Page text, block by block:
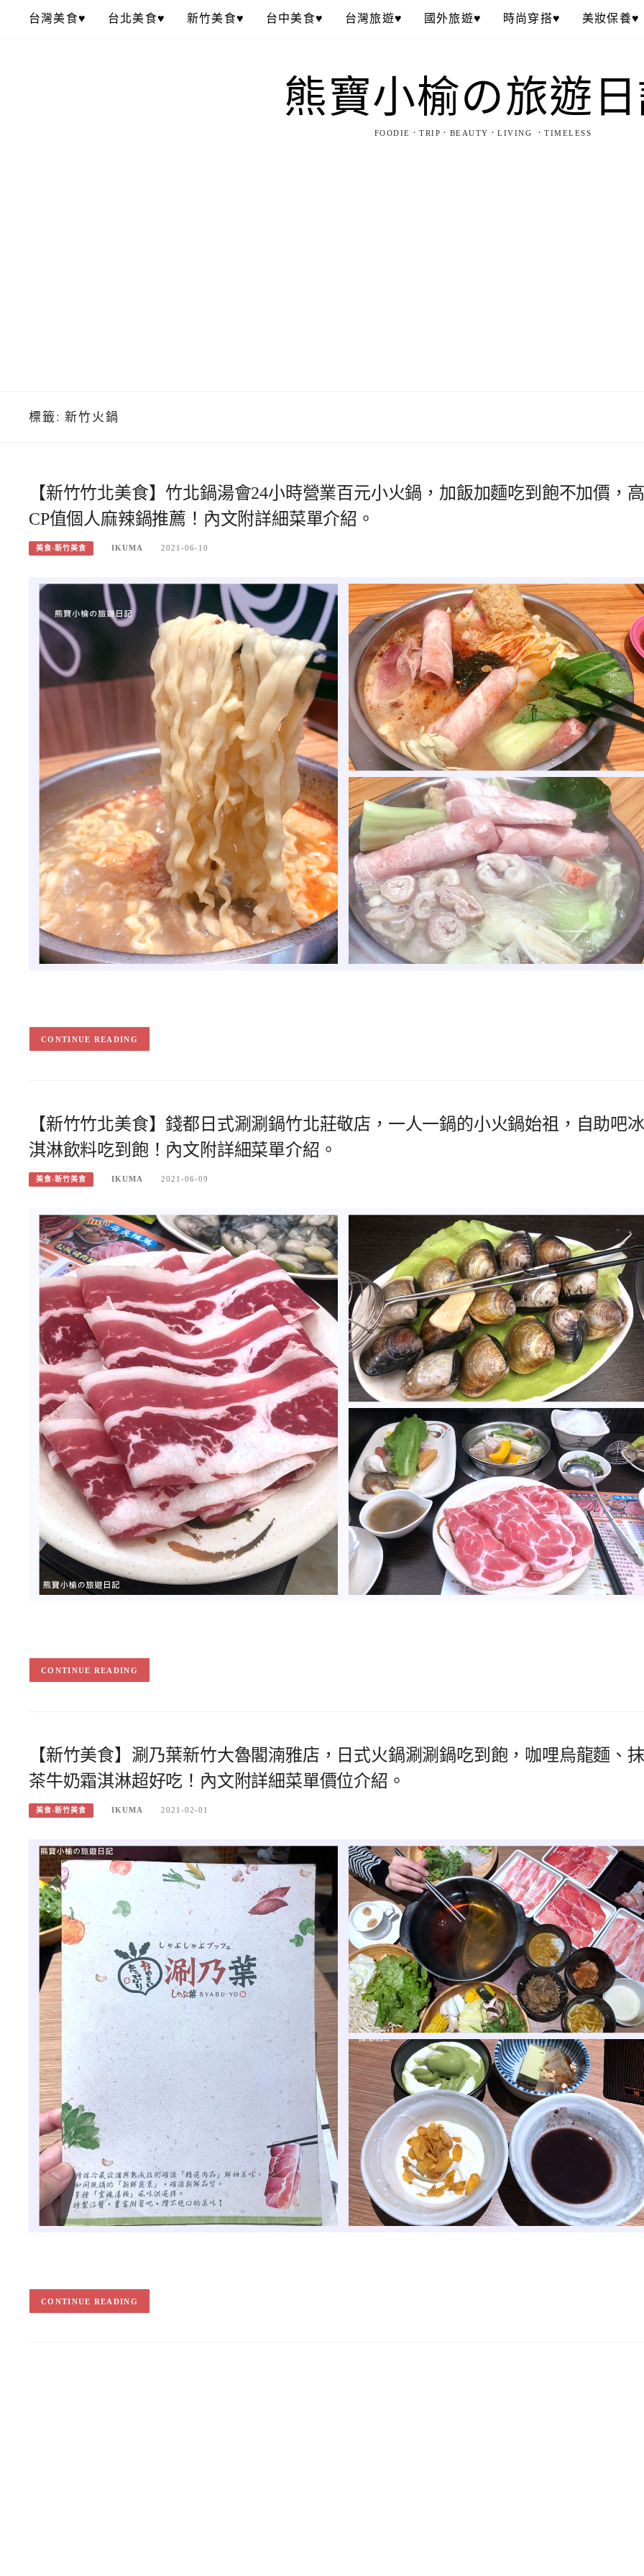
台灣美食♥ 台北美食♥ 新竹美食♥ 台中美食♥ 台灣旅遊♥ 國外旅遊♥ 時尚穿搭♥ 美妝保養♥
熊寶小榆の旅遊
FOODIE．TRIP．BEAUTY．LIVING ．TIMELESS
標籤: 新竹火鍋
【新竹竹北美食】竹北鍋湯會24小時營業百元小火鍋，加飯加麵吃到飽不加價，高
CP值個人麻辣鍋推薦！內文附詳細菜單介紹。
美食-新竹美食 IKUMA 2021-06-10
CONTINUE READING
【新竹竹北美食】錢都日式涮涮鍋竹北莊敬店，一人一鍋的小火鍋始祖，自助吧冰
淇淋飲料吃到飽！內文附詳細菜單介紹。
美食-新竹美食 IKUMA 2021-06-09
CONTINUE READING
【新竹美食】涮乃葉新竹大魯閣湳雅店，日式火鍋涮涮鍋吃到飽，咖哩烏龍麵、抹
茶牛奶霜淇淋超好吃！內文附詳細菜單價位介紹。
美食-新竹美食 IKUMA 2021-02-01
CONTINUE READING